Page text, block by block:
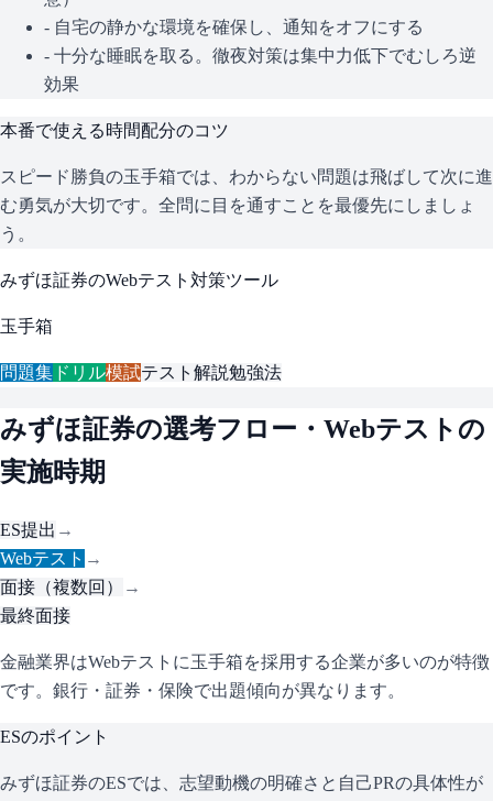
- 自宅の静かな環境を確保し、通知をオフにする
- 十分な睡眠を取る。徹夜対策は集中力低下でむしろ逆
効果
本番で使える時間配分のコツ
スピード勝負の玉手箱では、わからない問題は飛ばして次に進
む勇気が大切です。全問に目を通すことを最優先にしましょ
う。
みずほ証券のWebテスト対策ツール
玉手箱
問題集 ドリル模試テスト解説勉強法
みずほ証券の選考フロー・Webテストの
実施時期
ES提出 →
Webテスト →
面接（複数回）
→
最終面接
金融業界はWebテストに玉手箱を採用する企業が多いのが特徴
です。銀行・証券・保険で出題傾向が異なります。
ESのポイント
みずほ証券のESでは、志望動機の明確さと自己PRの具体性が